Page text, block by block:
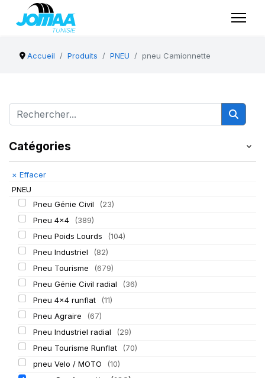
Accueil Produits PNEU pneu Camionnette
Catégories
× Effacer
PNEU
Pneu Génie Civil
(23)
Pneu 4x4
(389)
Pneu Poids Lourds
(104)
Pneu Industriel
(82)
Pneu Tourisme
(679)
Pneu Génie Civil radial
(36)
Pneu 4x4 runflat
(11)
Pneu Agraire
(67)
Pneu Industriel radial
(29)
Pneu Tourisme Runflat
(70)
pneu Velo / MOTO
(10)